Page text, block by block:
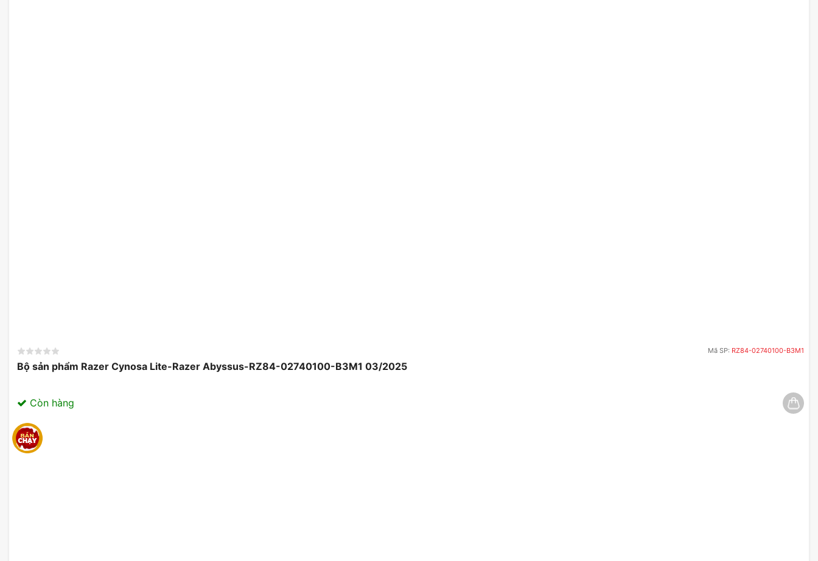
Mã SP: RZ84-02740100-B3M1
Bộ sản phẩm Razer Cynosa Lite-Razer Abyssus-RZ84-02740100-B3M1 03/2025
Còn hàng